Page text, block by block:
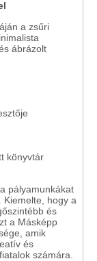
a zsűri
ábrázolt
könyvtár
pályamunkákat
Kiemelte, hogy a
és
a Másképp
amik
és
számára.